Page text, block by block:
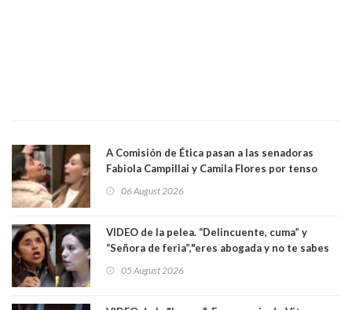
A Comisión de Ética pasan a las senadoras
Fabiola Campillai y Camila Flores por tenso
06 August 2026
VIDEO de la pelea. “Delincuente, cuma” y
“Señora de feria”,"eres abogada y no te sabes
senadoras Camila Flores y Fabiola Campillai en
05 August 2026